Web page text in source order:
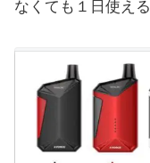
なくても１日使え